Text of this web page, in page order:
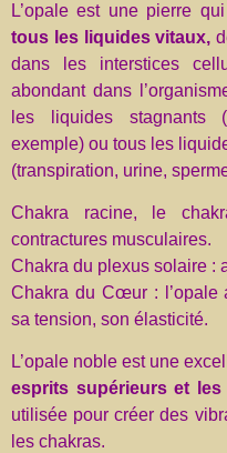
L’opale est une pierre
tous les liquides vitaux,
dans les interstices
abondant dans
les liquides stagnants
exemple) ou tous les
(transpiration, urine,
Chakra racine, le
contractures musculaires.
Chakra du plexus solaire :
Chakra du Cœur : l’opale
sa tension, son élasticité.
L’opale noble est une
esprits supérieurs et les
utilisée pour créer des
les chakras.